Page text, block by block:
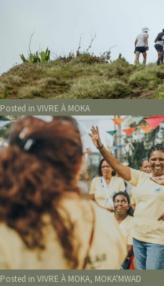
Posted in VIVRE À MOKA
Posted in VIVRE À MOKA, MOKA'MWAD